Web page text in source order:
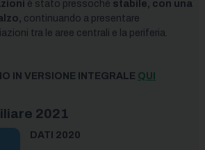
è stato pressoché stabile, con una
continuando a presentare
tra le aree centrali e la periferia.
IN VERSIONE INTEGRALE QUI
2021
DATI 2020